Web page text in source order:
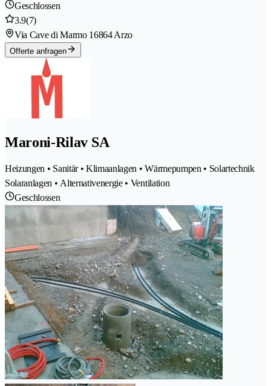
Geschlossen
3.9(7)
Via Cave di Marmo 16864 Arzo
Offerte anfragen
Maroni-Rilav SA
Heizungen • Sanitär • Klimaanlagen • Wärmepumpen • Solartechnik
Solaranlagen • Alternativenergie • Ventilation
Geschlossen